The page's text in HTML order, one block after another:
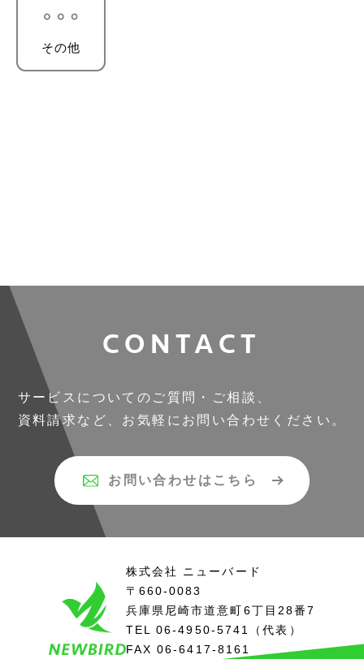
その他
CONTACT
サービスについてのご質問・ご相談、
資料請求など、お気軽にお問い合わせください。
お問い合わせはこちら
株式会社 ニューバード
〒660-0083
兵庫県尼崎市道意町6丁目 28番7
TEL06-4950-5741
（代表）
FAX 06-6417-8161